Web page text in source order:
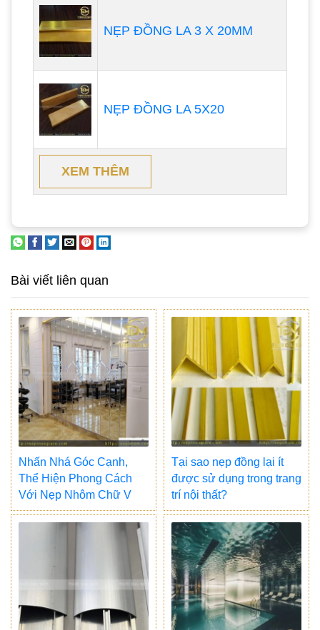
NẸP ĐỒNG LA 3 X 20MM
NẸP ĐỒNG LA 5X20
XEM THÊM
Bài viết liên quan
Nhấn Nhá Góc Cạnh,
Thể Hiện Phong Cách
Với Nẹp Nhôm Chữ V
Tại sao nẹp đồng lại ít
được sử dụng trong trang
trí nội thất?